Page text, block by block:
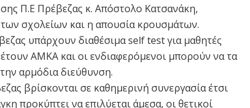
Π.Ε Πρέβεζας κ. Απόστολο Κατσανάκη,
σχολείων και η απουσία κρουσμάτων.
υπάρχουν διαθέσιμα self test για μαθητές
ΑΜΚΑ και οι ενδιαφερόμενοι μπορούν να τα
αρμόδια διεύθυνση.
βρίσκονται σε καθημερινή συνεργασία έτσι
προκύπτει να επιλύεται άμεσα, οι θετικοί